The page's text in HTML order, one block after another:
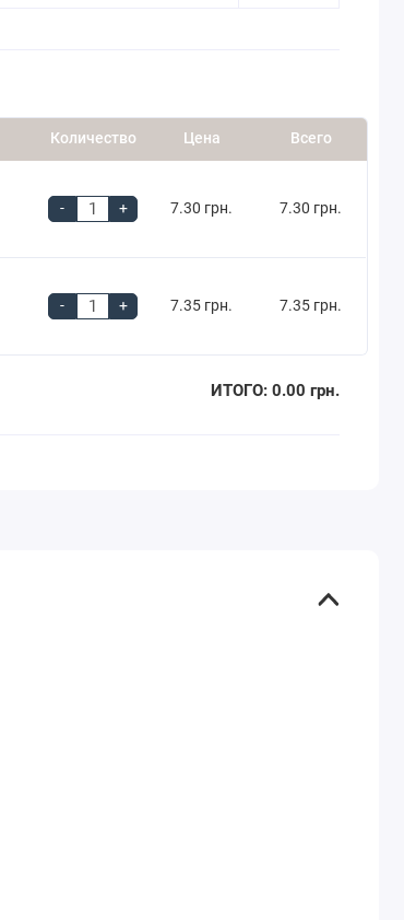
Количество Цена Всего
- + 7.30 грн. 7.30 грн.
- + 7.35 грн. 7.35 грн.
ИТОГО: 0.00 грн.